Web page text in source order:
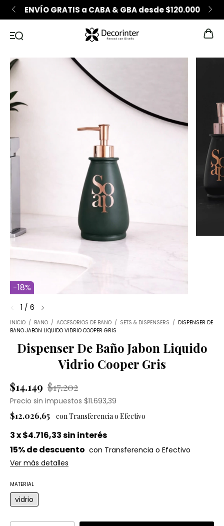
ENVÍO GRATIS a CABA & GBA desde $120.000
-18%
1 / 6
INICIO / BAÑO / ACCESORIOS DE BAÑO / SETS & DISPENSERS / DISPENSER DE
BAÑO JABON LIQUIDO VIDRIO COOPER GRIS
Dispenser De Baño Jabon Liquido
Vidrio Cooper Gris
$14.149 $17.202
Precio sin impuestos $11.693,39
$12.026,65
3x$4.716,33sin interés
15% de descuento
Ver más detalles
MATERIAL
vidrio